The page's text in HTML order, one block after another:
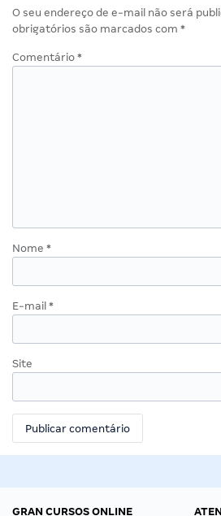
O seu endereço de e-mail não será
obrigatórios são marcados com *
Comentário *
Nome *
E-mail *
Site
GRAN CURSOS ONLINE